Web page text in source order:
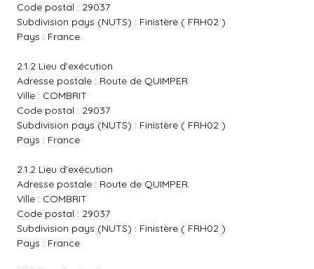
Code postal : 29037
Subdivision pays (NUTS) : Finistère ( FRH02 )
Pays : France
2.1.2 Lieu d'exécution
Adresse postale : Route de QUIMPER
Ville : COMBRIT
Code postal : 29037
Subdivision pays (NUTS) : Finistère ( FRH02 )
Pays : France
2.1.2 Lieu d'exécution
Adresse postale : Route de QUIMPER
Ville : COMBRIT
Code postal : 29037
Subdivision pays (NUTS) : Finistère ( FRH02 )
Pays : France